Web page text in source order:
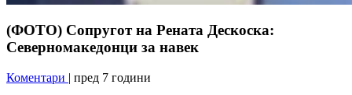
(ФОТО) Сопругот на Рената Дескоска:
Северномакедонци за навек
Коментари | пред 7 години